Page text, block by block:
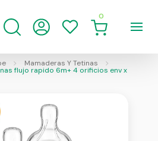
0
Mamaderas Y Tetinas
flujo rapido 6m+ 4 orificios env x